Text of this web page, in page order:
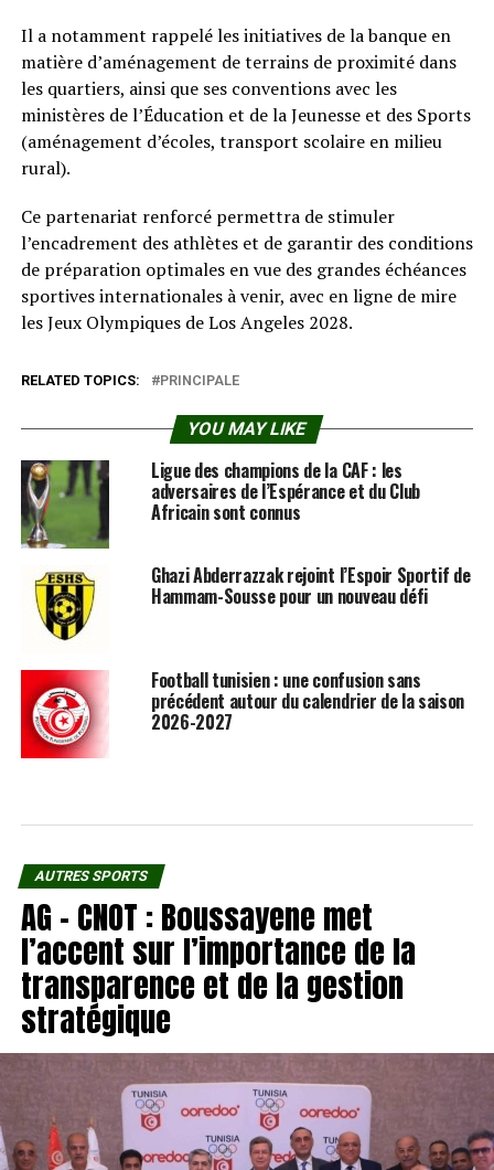
Il a notamment rappelé les initiatives de la banque en
matière d’aménagement de terrains de proximité dans
les quartiers, ainsi que ses conventions avec les
ministères de l’Éducation et de la Jeunesse et des Sports
(aménagement d’écoles, transport scolaire en milieu
rural).
Ce partenariat renforcé permettra de stimuler
l’encadrement des athlètes et de garantir des conditions
de préparation optimales en vue des grandes échéances
sportives internationales à venir, avec en ligne de mire
les Jeux Olympiques de Los Angeles 2028.
RELATED TOPICS: PRINCIPALE
YOU MAY LIKE
Ligue des champions de la CAF : les
adversaires de l’Espérance et du Club
Africain sont connus
Ghazi Abderrazzak rejoint l’Espoir Sportif de
Hammam-Sousse pour un nouveau défi
Football tunisien : une confusion sans
précédent autour du calendrier de la saison
2026-2027
AUTRES SPORTS
AG – CNOT : Boussayene met
l’accent sur l’importance de la
transparence et de la gestion
stratégique